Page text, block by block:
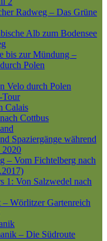
Radweg – Das Grüne
Alb zum Bodensee
bis zur Mündung –
Polen
Velo durch Polen
Tour
Calais
Cottbus
Spaziergänge während
2020
– Vom Fichtelberg nach
1: Von Salzwedel nach
– Wörlitzer Gartenreich
– Die Südroute